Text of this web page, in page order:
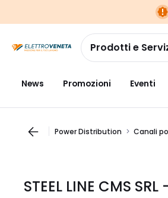
navigazionealla
pagina
Prodotti e
News Promozioni Eventi
Power Distribution Canali
STEEL LINE CMS